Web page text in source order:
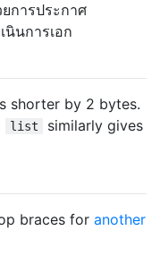
การประกาศ
นินการเอก
shorter by 2 bytes.
list
similarly gives
braces for another